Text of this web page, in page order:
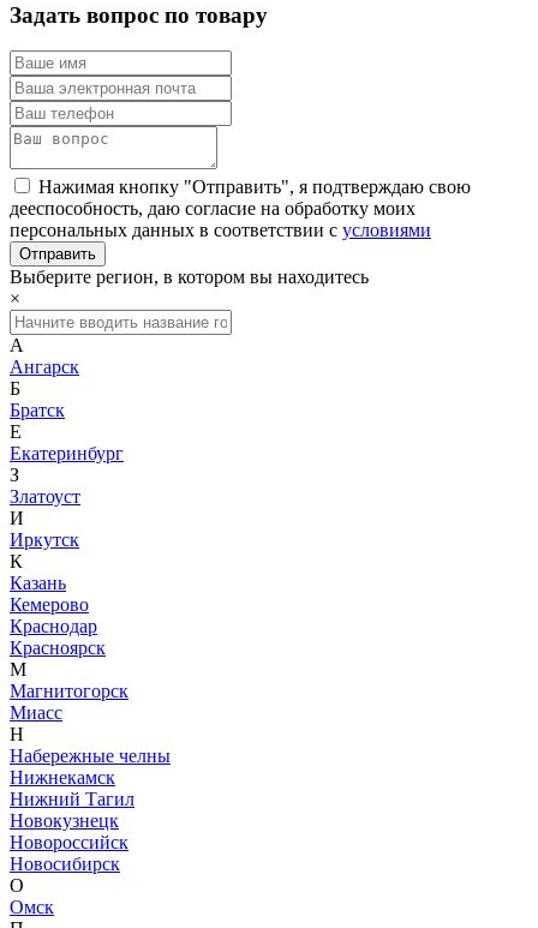
Задать вопрос по товару
Нажимая кнопку "Отправить", я подтверждаю свою
дееспособность, даю согласие на обработку моих
персональных данных в соответствии с условиями
Выберите регион, в котором вы находитесь
×
А
Ангарск
Б
Братск
Е
Екатеринбург
З
Златоуст
И
Иркутск
К
Казань
Кемерово
Краснодар
Красноярск
М
Магнитогорск
Миасс
Н
Набережные челны
Нижнекамск
Нижний Тагил
Новокузнецк
Новороссийск
Новосибирск
О
Омск